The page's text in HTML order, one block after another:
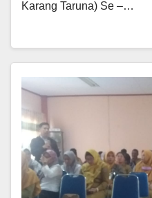
Karang Taruna) Se –…